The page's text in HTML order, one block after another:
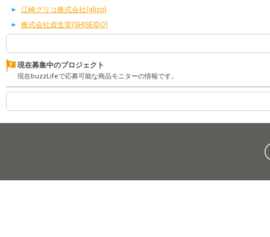
江崎グリコ株式会社(glico)
株式会社資生堂(SHISEIDO)
現在募集中のプロジェクト
現在buzzLifeで応募可能な商品モニターの情報です。